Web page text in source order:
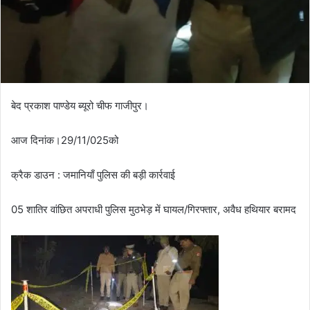
बेद प्रकाश पाण्डेय ब्यूरो चीफ गाजीपुर।
आज दिनांक।29/11/025को
क्रैक डाउन : जमानियाँ पुलिस की बड़ी कार्रवाई
05 शातिर वांछित अपराधी पुलिस मुठभेड़ में घायल/गिरफ्तार, अवैध हथियार बरामद